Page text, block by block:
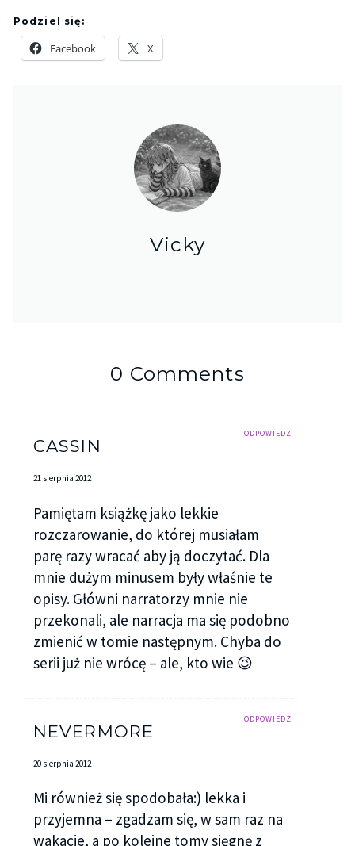
Podziel się:
Facebook X
Vicky
0 Comments
ODPOWIEDZ
CASSIN
21 sierpnia 2012
Pamiętam książkę jako lekkie
rozczarowanie, do której musiałam
parę razy wracać aby ją doczytać. Dla
mnie dużym minusem były właśnie te
opisy. Główni narratorzy mnie nie
przekonali, ale narracja ma się podobno
zmienić w tomie następnym. Chyba do
serii już nie wrócę – ale, kto wie 😉
ODPOWIEDZ
NEVERMORE
20 sierpnia 2012
Mi również się spodobała:) lekka i
przyjemna – zgadzam się, w sam raz na
wakacje, a po kolejne tomy sięgnę z